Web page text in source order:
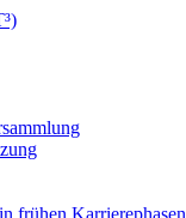
frühen Karrierephasen